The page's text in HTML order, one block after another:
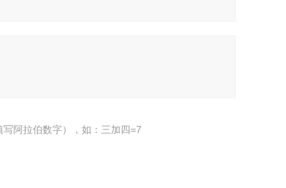
阿拉伯数字），如：三加四=7